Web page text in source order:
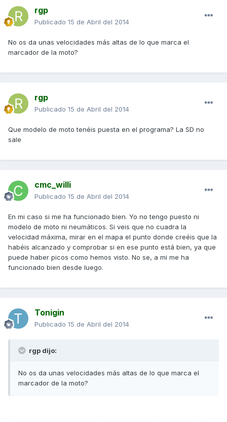
rgp
Publicado 15 de Abril del 2014
No os da unas velocidades más altas de lo que marca el
marcador de la moto?
rgp
Publicado 15 de Abril del 2014
Que modelo de moto tenéis puesta en el programa? La SD no
sale
cmc_willi
Publicado 15 de Abril del 2014
En mi caso si me ha funcionado bien. Yo no tengo puesto ni
modelo de moto ni neumáticos. Si veis que no cuadra la
velocidad máxima, mirar en el mapa el punto donde creéis que la
habéis alcanzado y comprobar si en ese punto está bien, ya que
puede haber picos como hemos visto. No se, a mi me ha
funcionado bien desde luego.
Tonigin
Publicado 15 de Abril del 2014
rgp dijo:
No os da unas velocidades más altas de lo que marca el
marcador de la moto?